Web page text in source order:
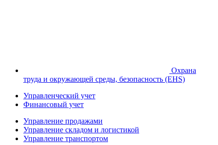
Охрана
труда и окружающей среды, безопасность (EHS)
Управленческий учет
Финансовый учет
Управление продажами
Управление складом и логистикой
Управление транспортом